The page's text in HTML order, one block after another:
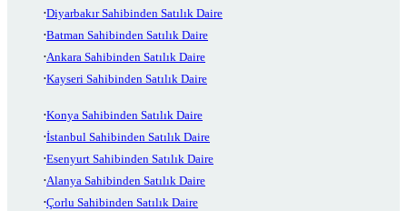
Diyarbakır Sahibinden Satılık Daire
Batman Sahibinden Satılık Daire
Ankara Sahibinden Satılık Daire
Kayseri Sahibinden Satılık Daire
Konya Sahibinden Satılık Daire
İstanbul Sahibinden Satılık Daire
Esenyurt Sahibinden Satılık Daire
Alanya Sahibinden Satılık Daire
Çorlu Sahibinden Satılık Daire